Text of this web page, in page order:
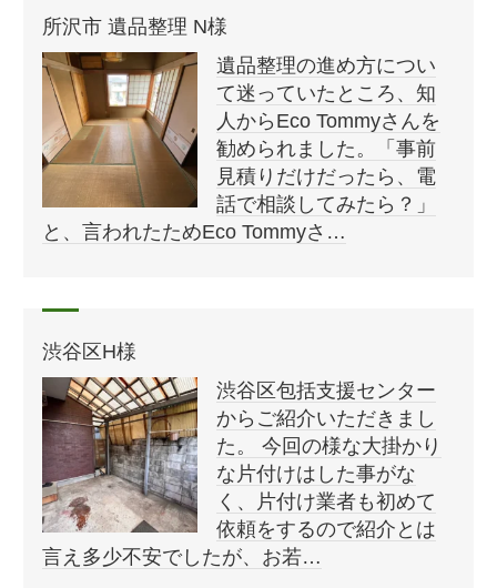
所沢市 遺品整理 N様
遺品整理の進め方につい
て迷っていたところ、知
人からEco Tommyさんを
勧められました。「事前
見積りだけだったら、電
話で相談してみたら？」
と、言われたためEco Tommyさ…
渋谷区H様
渋谷区包括支援センター
からご紹介いただきまし
た。 今回の様な大掛かり
な片付けはした事がな
く、片付け業者も初めて
依頼をするので紹介とは
言え多少不安でしたが、お若…